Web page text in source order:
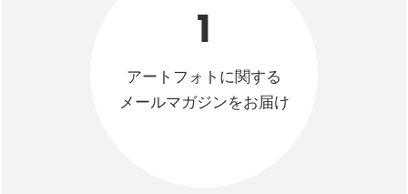
1
アートフォトに関する
メールマガジンをお届け